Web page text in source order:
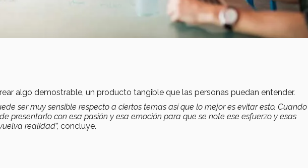
algo demostrable, un producto tangible que las personas puedan entender.
ser muy sensible respecto a ciertos temas así que lo mejor es evitar esto. Cuando
presentarlo con esa pasión y esa emoción para que se note ese esfuerzo y esas
realidad”, concluye.